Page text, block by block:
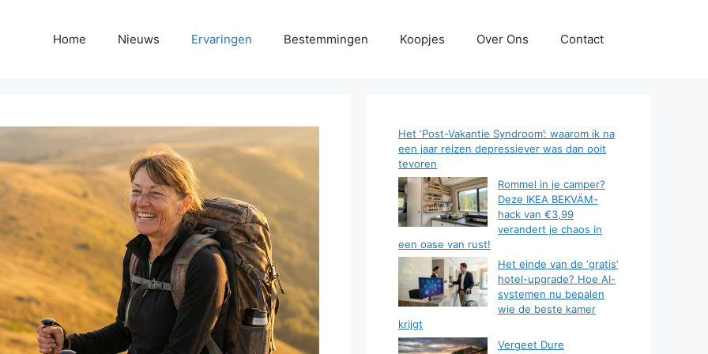
Home Nieuws Ervaringen Bestemmingen Koopjes Over Ons Contact
Het ‘Post-Vakantie Syndroom’: waarom ik na
een jaar reizen depressiever was dan ooit
tevoren
Rommel in je camper?
Deze IKEA BEKVÄM-
hack van €3,99
verandert je chaos in
een oase van rust!
Het einde van de ‘gratis’
hotel-upgrade? Hoe AI-
systemen nu bepalen
wie de beste kamer
krijgt
Vergeet Dure